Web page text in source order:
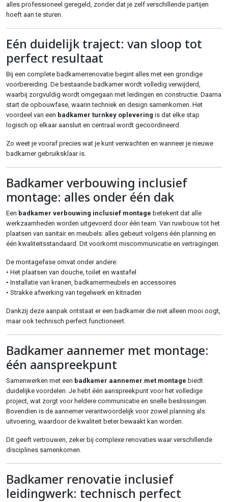
alles professioneel geregeld, zonder dat je zelf verschillende partijen
hoeft aan te sturen.
Eén duidelijk traject: van sloop tot
perfect resultaat
Bij een complete badkamerrenovatie begint alles met een grondige
voorbereiding. De bestaande badkamer wordt volledig verwijderd,
waarbij zorgvuldig wordt omgegaan met leidingen en constructie. Daarna
start de opbouwfase, waarin techniek en design samenkomen. Het
voordeel van een badkamer turnkey oplevering is dat elke stap
logisch op elkaar aansluit en centraal wordt gecoördineerd.
Zo weet je vooraf precies wat je kunt verwachten en wanneer je nieuwe
badkamer gebruiksklaar is.
Badkamer verbouwing inclusief
montage: alles onder één dak
Een badkamer verbouwing inclusief montage betekent dat alle
werkzaamheden worden uitgevoerd door één team. Van ruwbouw tot het
plaatsen van sanitair en meubels: alles gebeurt volgens één planning en
één kwaliteitsstandaard. Dit voorkomt miscommunicatie en vertragingen.
De montagefase omvat onder andere:
• Het plaatsen van douche, toilet en wastafel
• Installatie van kranen, badkamermeubels en accessoires
• Strakke afwerking van tegelwerk en kitnaden
Dankzij deze aanpak ontstaat er een badkamer die niet alleen mooi oogt,
maar ook technisch perfect functioneert.
Badkamer aannemer met montage:
één aanspreekpunt
Samenwerken met een badkamer aannemer met montage biedt
duidelijke voordelen. Je hebt één aanspreekpunt voor het volledige
project, wat zorgt voor heldere communicatie en snelle beslissingen.
Bovendien is de aannemer verantwoordelijk voor zowel planning als
uitvoering, waardoor de kwaliteit beter bewaakt kan worden.
Dit geeft vertrouwen, zeker bij complexe renovaties waar verschillende
disciplines samenkomen.
Badkamer renovatie inclusief
leidingwerk: technisch perfect